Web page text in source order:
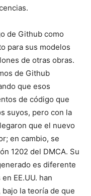
de Github como
para sus modelos
de otras obras.
de Github
que esos
de código que
suyos, pero con la
que el nuevo
en cambio, se
1202 del DMCA. Su
es diferente
EE.UU. han
la teoría de que